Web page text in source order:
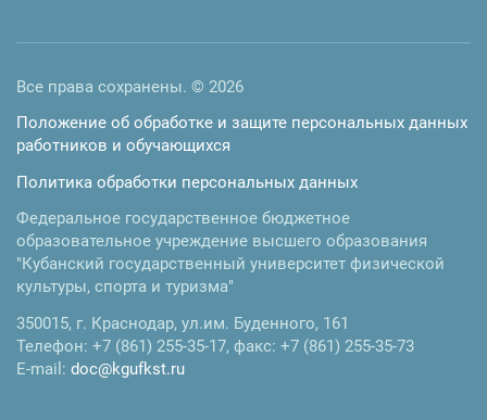
Все права сохранены. © 2026
Положение об обработке и защите персональных данных
работников и обучающихся
Политика обработки персональных данных
Федеральное государственное бюджетное
образовательное учреждение высшего образования
"Кубанский государственный университет физической
культуры, спорта и туризма"
350015, г. Краснодар, ул.им. Буденного, 161
Телефон: +7 (861) 255-35-17, факс: +7 (861) 255-35-73
E-mail: doc@kgufkst.ru